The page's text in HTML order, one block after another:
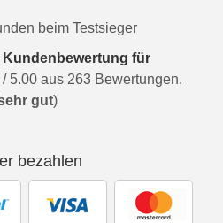
beim Testsieger
für
/ 5.00 aus 263 Bewertungen.
gut)
bezahlen